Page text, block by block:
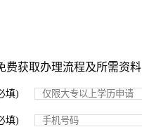
费获取办理流程及所需资料
填)
填)